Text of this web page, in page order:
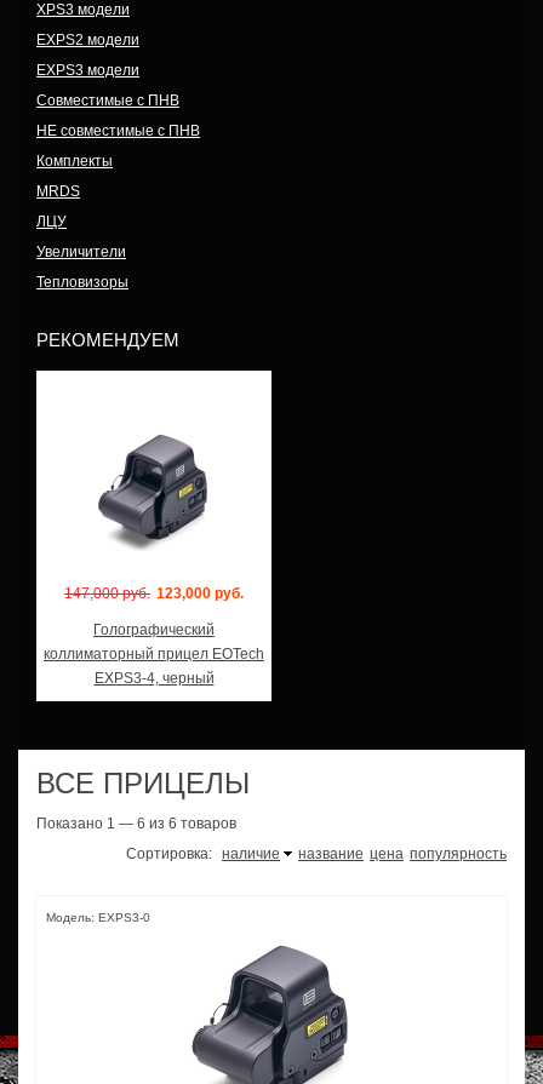
XPS3 модели
EXPS2 модели
EXPS3 модели
Совместимые с ПНВ
НЕ совместимые с ПНВ
Комплекты
MRDS
ЛЦУ
Увеличители
Тепловизоры
РЕКОМЕНДУЕМ
147,000 руб. 123,000 руб.
Голографический
коллиматорный прицел EOTech
EXPS3-4, черный
ВСЕ ПРИЦЕЛЫ
Показано 1 — 6 из 6 товаров
Сортировка: наличие название цена популярность
Модель: EXPS3-0